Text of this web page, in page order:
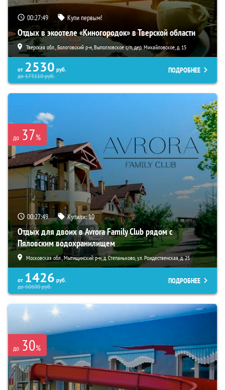
00:27:48 Купи первым!
Отдых в экоотеле «Киногородок» в Тверской области
Тверская обл., Бологовский р-н, Выползовское с/п, дер. Михайловское, д. 15
от 2530 руб.
до173110руб.
ПОДРОБНЕЕ
до 37%
00:27:48 Купили:10
Отдых для двоих в Avrora Family Club рядом с
Пяловским водохранилищем
Московская обл., Мытищинский р-н, д. Степаньково, ул. Рождественская, д. 25
от 1426 руб.
до60600руб.
ПОДРОБНЕЕ
до 30%